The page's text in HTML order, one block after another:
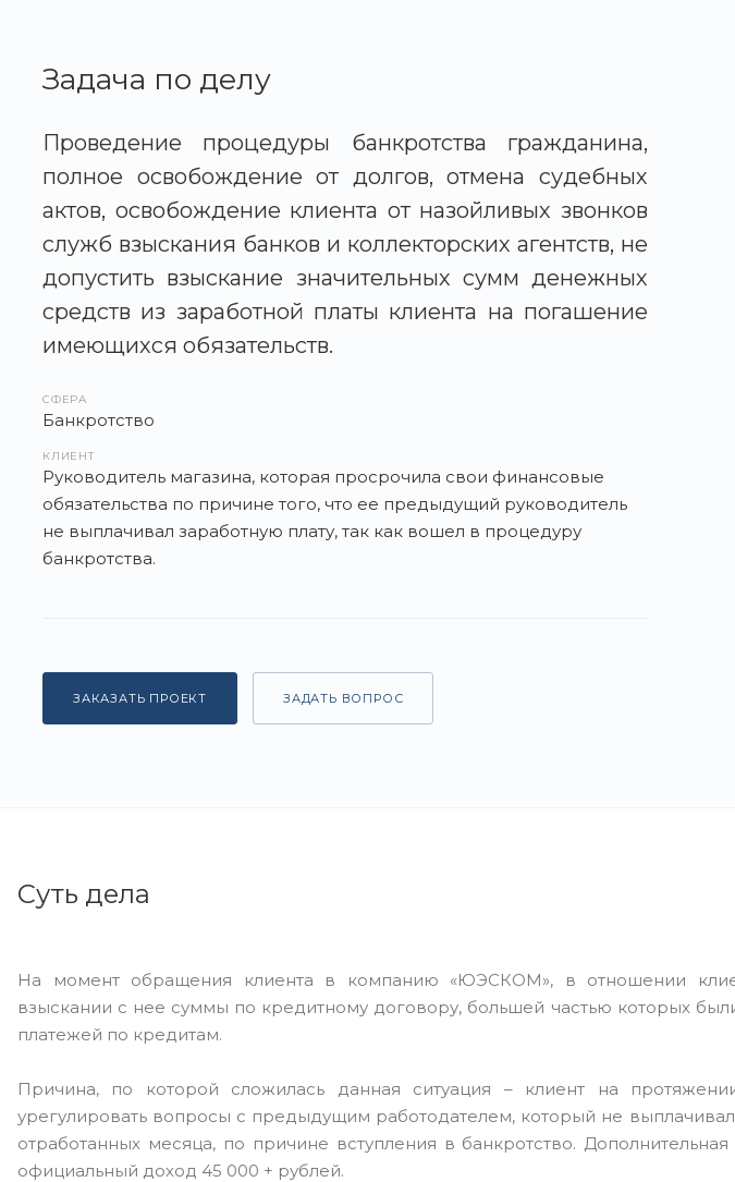
Задача по делу
Проведение процедуры банкротства гражданина,
полное освобождение от долгов, отмена судебных
актов, освобождение клиента от назойливых звонков
служб взыскания банков и коллекторских агентств, не
допустить взыскание значительных сумм денежных
средств из заработной платы клиента на погашение
имеющихся обязательств.
СФЕРА
Банкротство
КЛИЕНТ
Руководитель магазина, которая просрочила свои финансовые
обязательства по причине того, что ее предыдущий руководитель
не выплачивал заработную плату, так как вошел в процедуру
банкротства.
ЗАКАЗАТЬ ПРОЕКТ ЗАДАТЬ ВОПРОС
Суть дела
На момент обращения клиента в компанию «ЮЭСКОМ», в отношении
взыскании с нее суммы по кредитному договору, большей частью которых
платежей по кредитам.
Причина, по которой сложилась данная ситуация – клиент на
урегулировать вопросы с предыдущим работодателем, который не
отработанных месяца, по причине вступления в банкротство.
официальный доход 45 000 + рублей.